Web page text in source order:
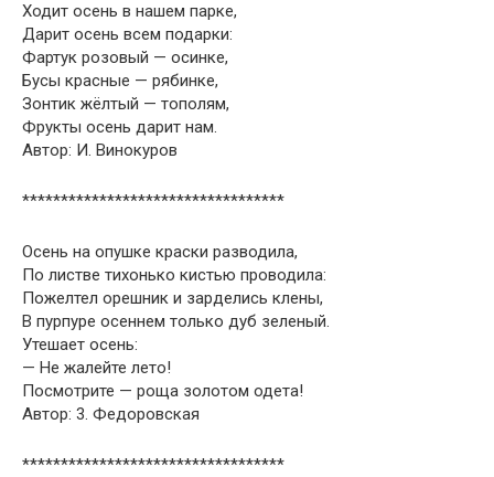
Ходит осень в нашем парке,
Дарит осень всем подарки:
Фартук розовый — осинке,
Бусы красные — рябинке,
Зонтик жёлтый — тополям,
Фрукты осень дарит нам.
Автор: И. Винокуров
**********************************
Осень на опушке краски разводила,
По листве тихонько кистью проводила:
Пожелтел орешник и зарделись клены,
В пурпуре осеннем только дуб зеленый.
Утешает осень:
— Не жалейте лето!
Посмотрите — роща золотом одета!
Автор: 3. Федоровская
**********************************